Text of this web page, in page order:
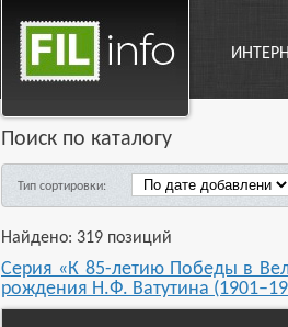
Поиск по каталогу
Тип сортировки:
Найдено: 319 позиций
Серия «К 85-летию Победы в
рождения Н.Ф. Ватутина